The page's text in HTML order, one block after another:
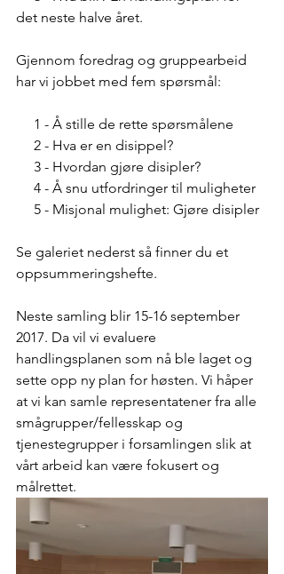
det neste halve året.
Gjennom foredrag og gruppearbeid
har vi jobbet med fem spørsmål:
     1 - Å stille de rette spørsmålene
     2 - Hva er en disippel?
     3 - Hvordan gjøre disipler?
     4 - Å snu utfordringer til muligheter
     5 - Misjonal mulighet: Gjøre disipler
Se galeriet nederst så finner du et
oppsummeringshefte.
Neste samling blir 15-16 september
2017. Da vil vi evaluere
handlingsplanen som nå ble laget og
sette opp ny plan for høsten. Vi håper
at vi kan samle representatener fra alle
smågrupper/fellesskap og
tjenestegrupper i forsamlingen slik at
vårt arbeid kan være fokusert og
målrettet.